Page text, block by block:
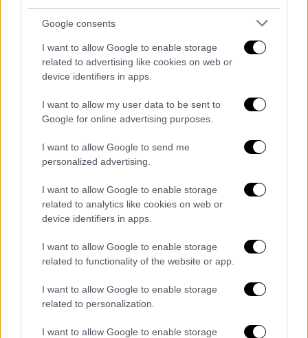
Google consents
I want to allow Google to enable storage
related to advertising like cookies on web or
device identifiers in apps.
I want to allow my user data to be sent to
Google for online advertising purposes.
I want to allow Google to send me
personalized advertising.
I want to allow Google to enable storage
related to analytics like cookies on web or
device identifiers in apps.
I want to allow Google to enable storage
related to functionality of the website or app.
I want to allow Google to enable storage
related to personalization.
I want to allow Google to enable storage
Σινεμά|14.07.2025 11:27
επικρατέστερη να γίνει το νέο κορίτσι
Η 27χρονη ηθοποιός φαίνεται ότι βρίσκεται
πολύ κοντά στο να διαδεχθεί την Άνα Ντε
Άρμας